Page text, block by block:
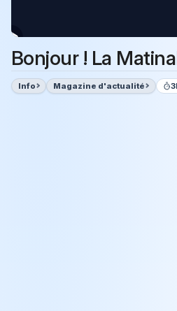
Bonjour ! La
Info Magazine d'actualité